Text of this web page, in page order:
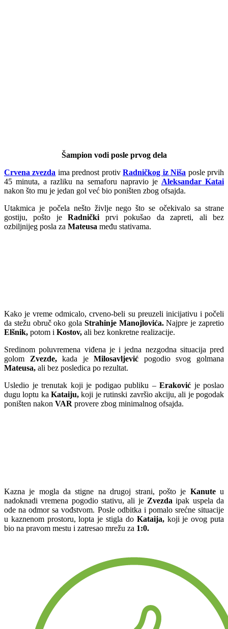
Šampion vodi posle prvog dela
Crvena zvezda ima prednost protivRadničkog iz Niša posle prvih
45 minuta, a razliku na semaforu napravio je Aleksandar Katai
nakon što mu je jedan gol već bio poništen zbog ofsajda.
Utakmica je počela nešto življe nego što se očekivalo sa strane
gostiju, pošto jeRadnički prvi pokušao da zapreti, ali bez
ozbiljnijeg posla za Mateusa među stativama.
Kako je vreme odmicalo, crveno-beli su preuzeli inicijativu i počeli
da stežu obruč oko gola Strahinje Manojlovića.Najpre je zapretio
Elšnik, potom i Kostov, ali bez konkretne realizacije.
Sredinom poluvremena viđena je i jedna nezgodna situacija pred
golom Zvezde,kada jeMilosavljević pogodio svog golmana
Mateusa, ali bez posledica po rezultat.
Usledio je trenutak koji je podigao publiku – Eraković je poslao
dugu loptu kaKataiju, koji je rutinski završio akciju, ali je pogodak
poništen nakon VAR provere zbog minimalnog ofsajda.
Kazna je mogla da stigne na drugoj strani, pošto je Kanuteu
nadoknadi vremena pogodio stativu, ali je Zvezda ipak uspela da
ode na odmor sa vođstvom. Posle odbitka i pomalo srećne situacije
u kaznenom prostoru, lopta je stigla do Kataija,koji je ovog puta
bio na pravom mestu i zatresao mrežu za 1:0.